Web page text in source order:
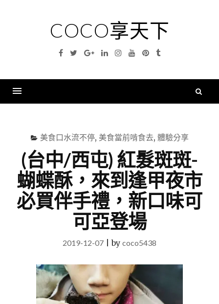
COCO享天下
Facebook
TwitterGoogleLinkedinInstagramYouTubePinterest
Tumblr
美食口水流不停, 美食當前啃食去, 體驗分享
(台中/西屯) 紅髮斑斑-
蝴蝶酥，來到逢甲夜市
必買伴手禮，新口味可
可亞登場
2019-12-07 |by coco5438